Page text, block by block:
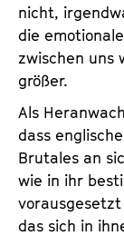
nicht,
die
zwischen uns
größer.
Als
dass
Brutales an
wie in ihr
vorausgesetzt
das sich in